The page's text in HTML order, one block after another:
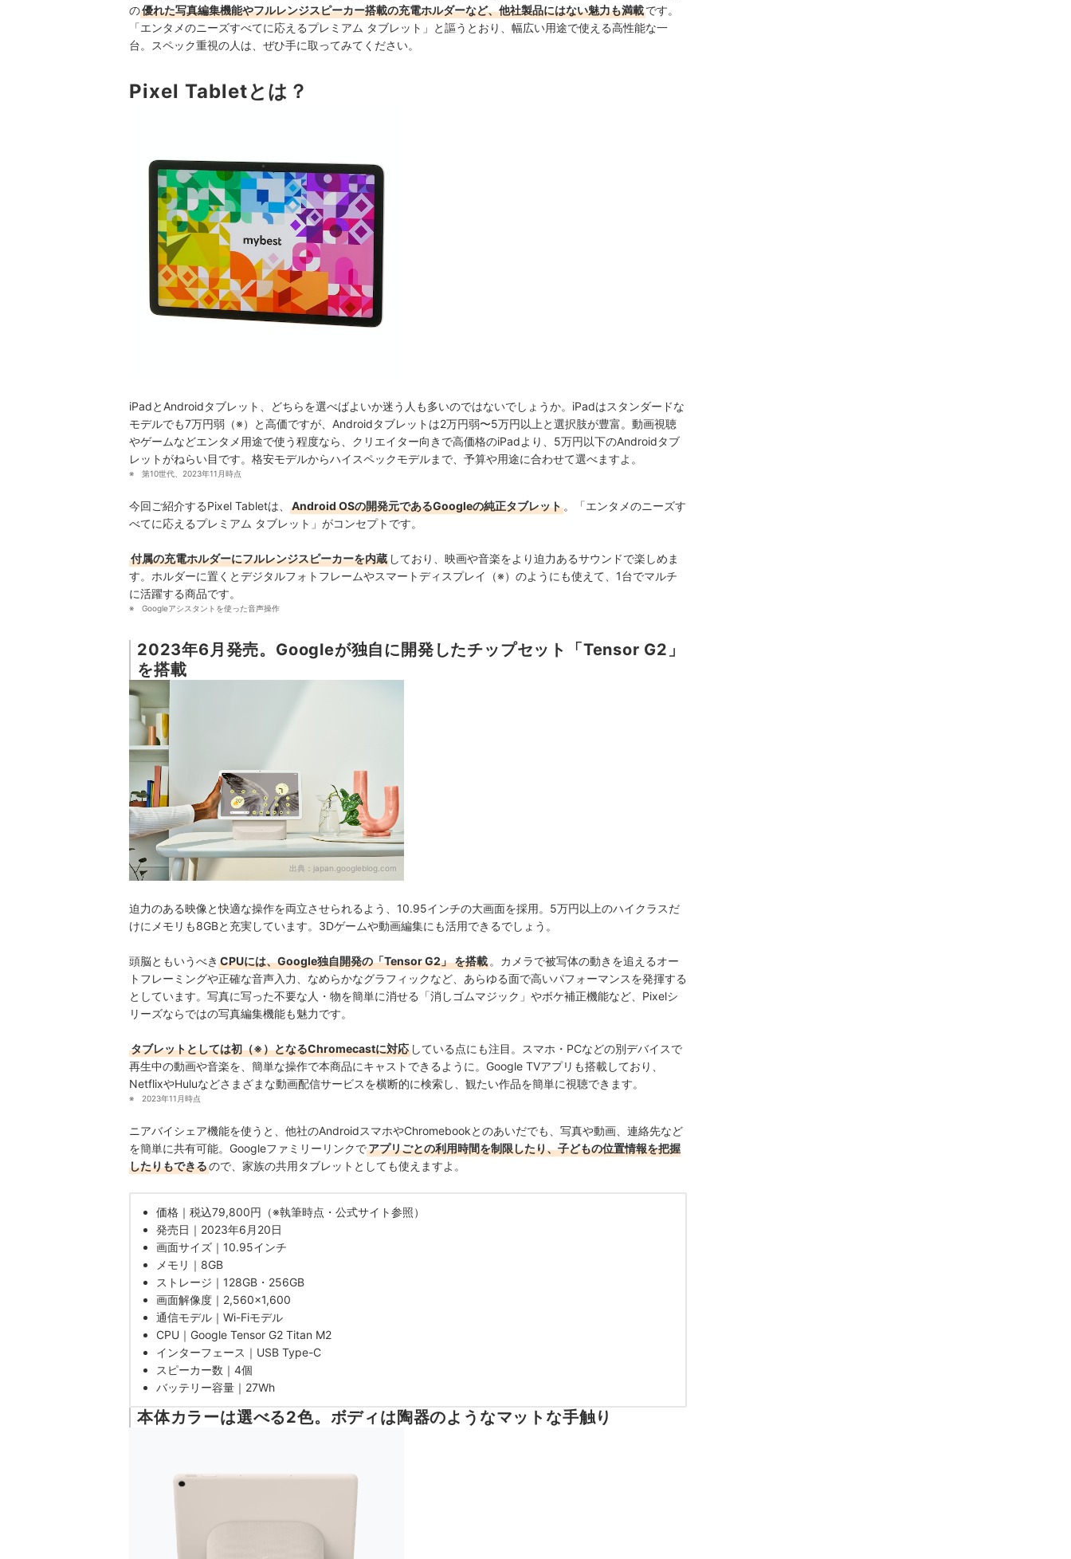
の優れた写真編集機能やフルレンジスピーカー搭載の充電ホルダーなど、他社製品にはない魅力も満載です。
「エンタメのニーズすべてに応えるプレミアム タブレット」と謳うとおり、幅広い用途で使える高性能な一
台。スペック重視の人は、ぜひ手に取ってみてください。
Pixel Tabletとは？
iPadとAndroidタブレット、どちらを選べばよいか迷う人も多いのではないでしょうか。iPadはスタンダードな
モデルでも7万円弱（※）と高価ですが、Androidタブレットは2万円弱〜5万円以上と選択肢が豊富。 動画視聴
やゲームなどエンタメ用途で使う程度なら、クリエイター向きで高価格のiPadより、5万円以下のAndroidタブ
レットがねらい目です。 格安モデルからハイスペックモデルまで、 予算や用途に合わせて選べますよ 。
第10世代、2023年11月時点
今回ご紹介するPixel Tabletは、 Android OSの開発元であるGoogleの純正タブレット 。「エンタメのニーズす
べてに応えるプレミアム タブレット」がコンセプトです。
付属の充電ホルダーにフルレンジスピーカーを内蔵 しており 映画や音楽をより迫力あるサウンドで楽しめま
す。 ホルダーに置くとデジタルフォトフレームやスマートディスプレイ（※） のようにも使えて、 1台でマルチ
に活躍する商品です。
Googleアシスタントを使った音声操作
2023年6月発売。Googleが独自に開発したチップセット「Tensor G2」
を搭載
出典： japan.googleblog.com
迫力のある映像と快適な操作を両立させられるよう、10.95インチの大画面を採用。5万円以上のハイクラスだ
けにメモリも8GBと充実しています。3Dゲームや動画編集にも活用できるでしょう。
頭脳ともいうべき CPUには、Google独自開発の「Tensor G2」 を搭載 。カメラで被写体の動きを追えるオー
トフレーミングや正確な音声入力
、なめらかな​グラフィックなど、あらゆる面で高いパフォーマンスを発揮する
としています。 写真に写った不要な人・物を簡単に消せる「消しゴムマジック」やボケ補正機能など、 Pixelシ
リーズならではの写真編集機能も魅力です。
タブレットとしては初（※）となるChromecastに対応 している点にも注目。スマホ・PCなどの別デバイスで
再生中の動画や音楽を、簡単な操作で本商品にキャストできるように 。 Google TVアプリも搭載しており、
NetflixやHuluなどさまざまな動画配信サービスを横断的に検索し 、観たい作品を簡単に視聴できます。
2023年11月時点
ニアバイシェア機能を使うと、他社のAndroidスマホやChromebookとのあいだでも、写真や動画、連絡先など
を簡単に共有可能。 Googleファミリーリンクでアプリごとの利用時間を制限したり、子どもの位置情報を把握
したりもできるので、家族の共用タブレットとしても使えますよ。
価格｜税込79,800円（※執筆時点・公式サイト参照）
発売日｜2023年6月20日
画面サイズ｜10.95インチ
メモリ｜8GB
ストレージ｜128GB・256GB
画面解像度｜2,560×1,600
通信モデル｜Wi-Fiモデル
CPU｜Google Tensor G2 Titan M2
インターフェース｜USB Type-C
スピーカー数｜4個
バッテリー容量｜27Wh
本体カラーは選べる2色。ボディは陶器のようなマットな手触り